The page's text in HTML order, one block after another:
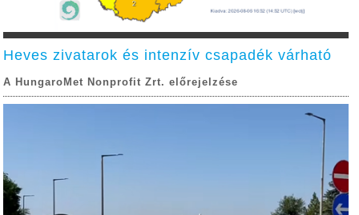
Heves zivatarok és intenzív csapadék várható
A HungaroMet Nonprofit Zrt. előrejelzése